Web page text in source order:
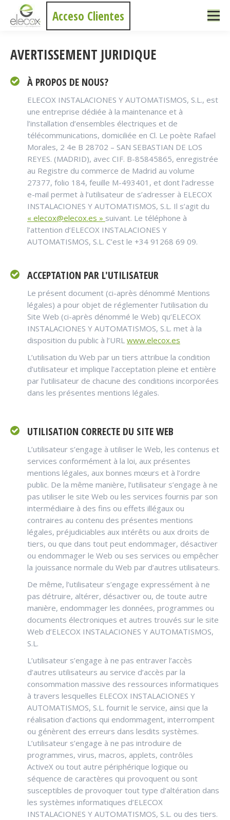
Acceso Clientes
AVERTISSEMENT JURIDIQUE
À PROPOS DE NOUS?
ELECOX INSTALACIONES Y AUTOMATISMOS, S.L., est
une entreprise dédiée à la maintenance et à
l’installation d’ensembles électriques et de
télécommunications, domiciliée en Cl. Le poète Rafael
Morales, 2 4e B 28702 – SAN SEBASTIAN DE LOS
REYES. (MADRID), avec CIF. B-85845865, enregistrée
au Registre du commerce de Madrid au volume
27377, folio 184, feuille M-493401, et dont l’adresse
e-mail permet à l’utilisateur de s’adresser à ELECOX
INSTALACIONES Y AUTOMATISMOS, S.L. Il s’agit du
« elecox@elecox.es » suivant. Le téléphone à
l’attention d’ELECOX INSTALACIONES Y
AUTOMATISMOS, S.L. C’est le +34 91268 69 09.
ACCEPTATION PAR L'UTILISATEUR
Le présent document (ci-après dénommé Mentions
légales) a pour objet de réglementer l’utilisation du
Site Web (ci-après dénommé le Web) qu’ELECOX
INSTALACIONES Y AUTOMATISMOS, S.L. met à la
disposition du public à l’URL www.elecox.es
L’utilisation du Web par un tiers attribue la condition
d’utilisateur et implique l’acceptation pleine et entière
par l’utilisateur de chacune des conditions incorporées
dans les présentes mentions légales.
UTILISATION CORRECTE DU SITE WEB
L’utilisateur s’engage à utiliser le Web, les contenus et
services conformément à la loi, aux présentes
mentions légales, aux bonnes mœurs et à l’ordre
public. De la même manière, l’utilisateur s’engage à ne
pas utiliser le site Web ou les services fournis par son
intermédiaire à des fins ou effets illégaux ou
contraires au contenu des présentes mentions
légales, préjudiciables aux intérêts ou aux droits de
tiers, ou que dans tout peut endommager, désactiver
ou endommager le Web ou ses services ou empêcher
la jouissance normale du Web par d’autres utilisateurs.
De même, l’utilisateur s’engage expressément à ne
pas détruire, altérer, désactiver ou, de toute autre
manière, endommager les données, programmes ou
documents électroniques et autres trouvés sur le site
Web d’ELECOX INSTALACIONES Y AUTOMATISMOS,
S.L.
L’utilisateur s’engage à ne pas entraver l’accès
d’autres utilisateurs au service d’accès par la
consommation massive des ressources informatiques
à travers lesquelles ELECOX INSTALACIONES Y
AUTOMATISMOS, S.L. fournit le service, ainsi que la
réalisation d’actions qui endommagent, interrompent
ou génèrent des erreurs dans lesdits systèmes.
L’utilisateur s’engage à ne pas introduire de
programmes, virus, macros, applets, contrôles
ActiveX ou tout autre périphérique logique ou
séquence de caractères qui provoquent ou sont
susceptibles de provoquer tout type d’altération dans
les systèmes informatiques d’ELECOX
INSTALACIONES Y AUTOMATISMOS, S.L. ou des tiers.